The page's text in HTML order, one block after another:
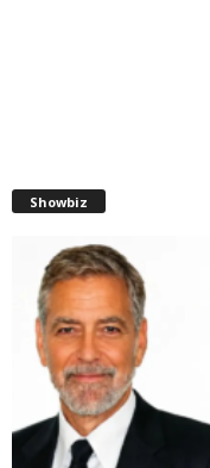
Showbiz